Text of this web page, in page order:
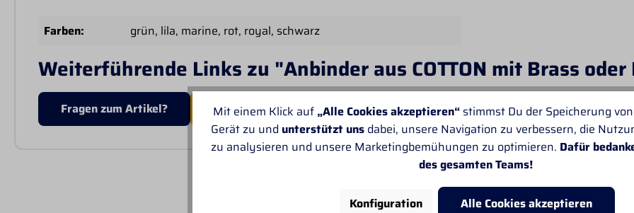
Farben: grün, lila, marine, rot, royal, schwarz
Weiterführende Links zu "Anbinder aus COTTON mit Brass oder
Fragen zum Artikel? MEHR VON PROFI-TACK
UNSERE KUNDEN ÜBER
Mit einem Klick auf „Alle Cookies akzeptieren“stimmst Du der Speicherung
Gerät zu und unterstützt uns dabei, unsere Navigation zu verbessern, die
zu analysieren und unsere Marketingbemühungen zu optimieren. Dafür
des gesamten Teams!
Konfiguration
Alle Cookies akzeptieren